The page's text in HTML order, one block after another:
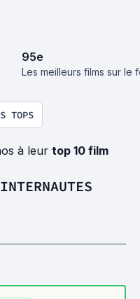
95e
Les meilleurs films sur le
TOPS
à leur top 10 film